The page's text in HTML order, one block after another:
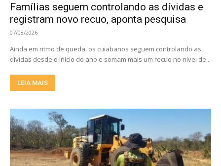
Famílias seguem controlando as dívidas e
registram novo recuo, aponta pesquisa
07/08/2026
Ainda em ritmo de queda, os cuiabanos seguem controlando as
dívidas desde o início do ano e somam mais um recuo no nível de...
LEIA MAIS